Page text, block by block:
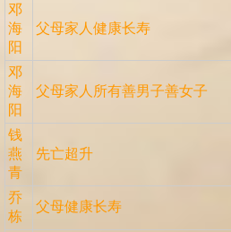
邓
海
阳
父母家人健康长寿
邓
海
阳
父母家人所有善男子善女子
钱
燕
青
先亡超升
乔
栋
父母健康长寿